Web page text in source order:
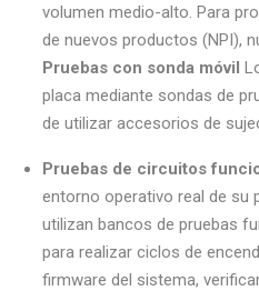
volumen medio-alto. Para
de nuevos productos (NPI),
Pruebas con sonda móvil
placa mediante sondas de
de utilizar accesorios de
Pruebas de circuitos
entorno operativo real de su
utilizan bancos de pruebas
para realizar ciclos de
firmware del sistema,